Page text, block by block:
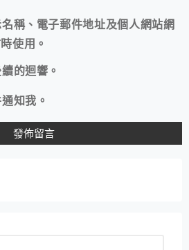
稱、電子郵件地址及個人網站網
使用。
的迴響。
知我。